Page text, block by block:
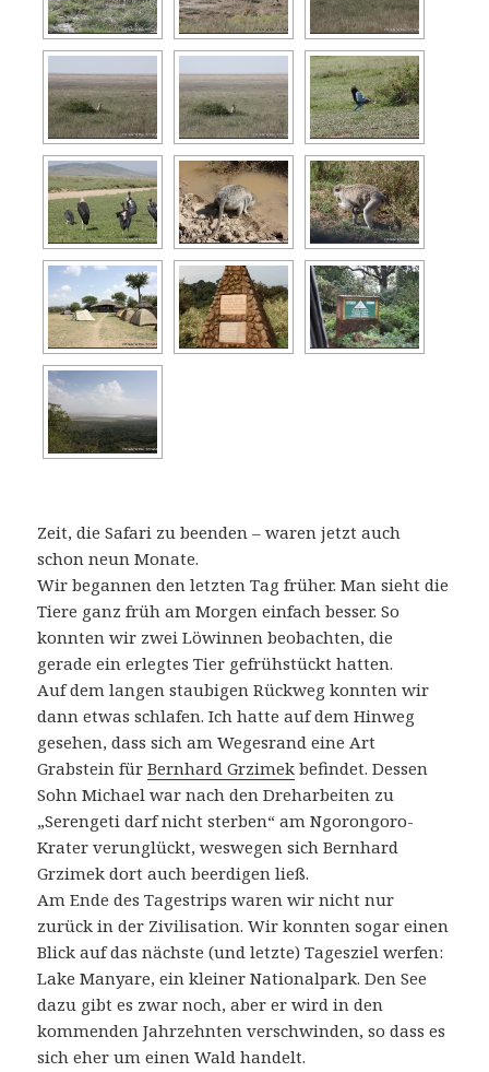
Zeit, die Safari zu beenden – waren jetzt auch
schon neun Monate.
Wir begannen den letzten Tag früher. Man sieht die
Tiere ganz früh am Morgen einfach besser. So
konnten wir zwei Löwinnen beobachten, die
gerade ein erlegtes Tier gefrühstückt hatten.
Auf dem langen staubigen Rückweg konnten wir
dann etwas schlafen. Ich hatte auf dem Hinweg
gesehen, dass sich am Wegesrand eine Art
Grabstein fürBernhard Grzimek befindet. Dessen
Sohn Michael war nach den Dreharbeiten zu
„Serengeti darf nicht sterben“ am Ngorongoro-
Krater verunglückt, weswegen sich Bernhard
Grzimek dort auch beerdigen ließ.
Am Ende des Tagestrips waren wir nicht nur
zurück in der Zivilisation. Wir konnten sogar einen
Blick auf das nächste (und letzte) Tagesziel werfen:
Lake Manyare, ein kleiner Nationalpark. Den See
dazu gibt es zwar noch, aber er wird in den
kommenden Jahrzehnten verschwinden, so dass es
sich eher um einen Wald handelt.